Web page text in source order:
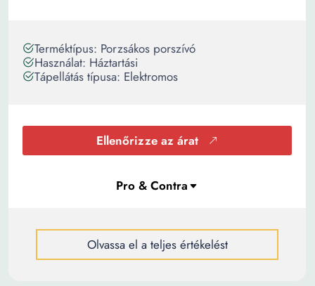
Terméktípus: Porzsákos porszívó
Használat: Háztartási
Tápellátás típusa: Elektromos
Ellenőrizze az árat
Olvassa el a teljes értékelést